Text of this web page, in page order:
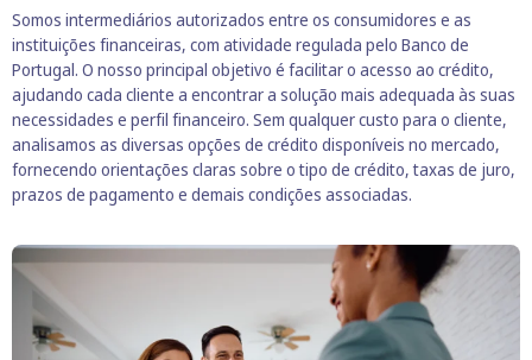
Somos intermediários autorizados entre os consumidores e as
instituições financeiras, com atividade regulada pelo Banco de
Portugal. O nosso principal objetivo é facilitar o acesso ao crédito,
ajudando cada cliente a encontrar a solução mais adequada às suas
necessidades e perfil financeiro. Sem qualquer custo para o cliente,
analisamos as diversas opções de crédito disponíveis no mercado,
fornecendo orientações claras sobre o tipo de crédito, taxas de juro,
prazos de pagamento e demais condições associadas.